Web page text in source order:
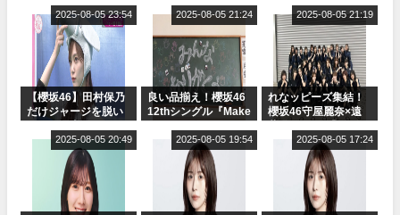
【櫻坂46】田村保乃
だけジャージを脱い
2025-08-05 23:54
良い品揃え！櫻坂46
12thシングル『Make
ャルグッズ絶賛販売
2025-08-05 21:24
れなッピーズ集結！
櫻坂46守屋麗奈×遠
ット！」水曜スタジ
オ出演決定
2025-08-05 21:19
2025-08-05 20:49 2025-08-05 19:54 2025-08-05 17:24